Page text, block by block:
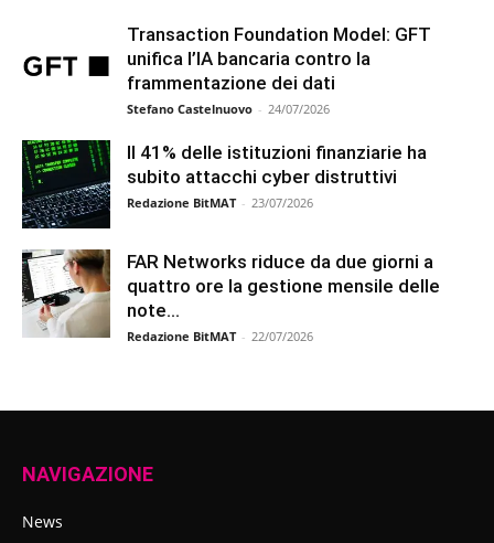
Transaction Foundation Model: GFT
unifica l’IA bancaria contro la
frammentazione dei dati
Stefano Castelnuovo - 24/07/2026
Il 41% delle istituzioni finanziarie ha
subito attacchi cyber distruttivi
Redazione BitMAT - 23/07/2026
FAR Networks riduce da due giorni a
quattro ore la gestione mensile delle
note...
Redazione BitMAT - 22/07/2026
NAVIGAZIONE
News